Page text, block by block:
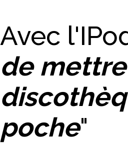
Avec
de
poche"